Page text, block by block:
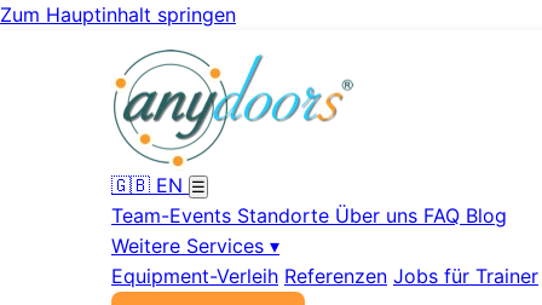
Zum Hauptinhalt springen
🇬🇧 EN ☰
Team-Events Standorte Über uns FAQ Blog
Weitere Services ▾
Equipment-Verleih Referenzen Jobs für Trainer